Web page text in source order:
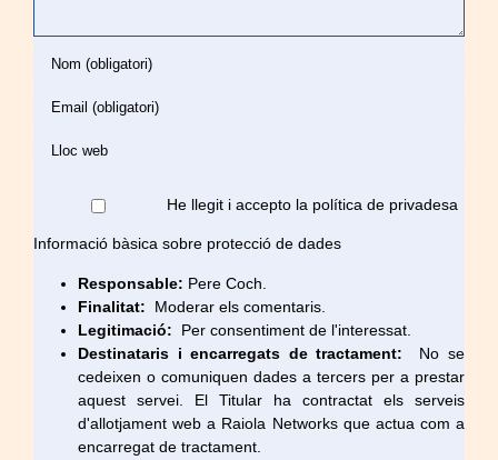
He llegit i accepto la política de privadesa
Informació bàsica sobre protecció de dades
Responsable: Pere Coch.
Finalitat: Moderar els comentaris.
Legitimació: Per consentiment de l'interessat.
Destinataris i encarregats de tractament: No se
cedeixen o comuniquen dades a tercers per a prestar
aquest servei. El Titular ha contractat els serveis
d'allotjament web a Raiola Networks que actua com a
encarregat de tractament.